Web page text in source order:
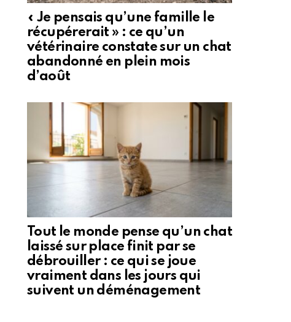
« Je pensais qu’une famille le
récupérerait » : ce qu’un
vétérinaire constate sur un chat
abandonné en plein mois
d’août
Tout le monde pense qu’un chat
laissé sur place finit par se
débrouiller : ce qui se joue
vraiment dans les jours qui
suivent un déménagement